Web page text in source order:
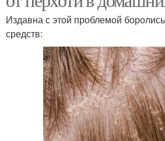
Издавна с этой проблемой
средств: